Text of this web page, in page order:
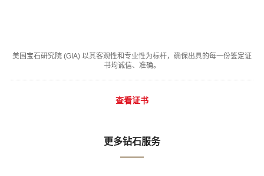
美国宝石研究院 (GIA) 以其客观性和专业性为标杆，确保出具的每一份鉴定证
书均诚信、准确。
查看证书
更多钻石服务